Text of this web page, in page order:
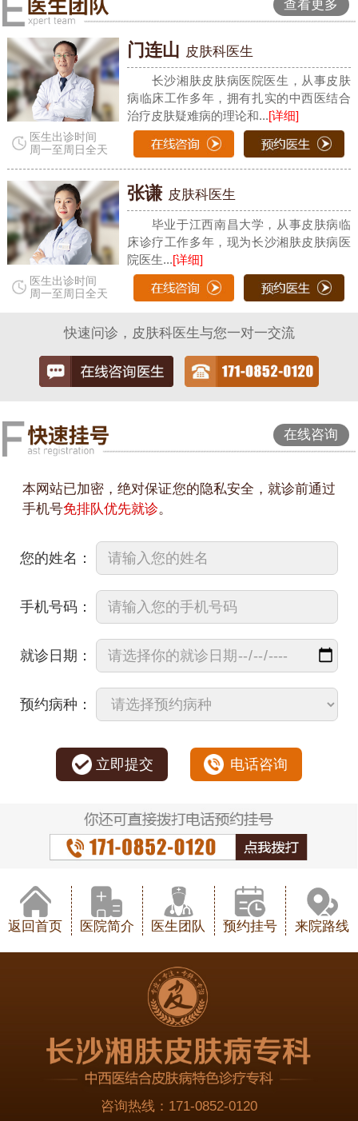
查看更多
医生出诊时间
周一至周日全天
门连山 皮肤科医生
长沙湘肤皮肤病医院医生，从事皮肤
病临床工作多年，拥有扎实的中西医结合
治疗皮肤疑难病的理论和...[详细]
医生出诊时间
周一至周日全天
张谦 皮肤科医生
毕业于江西南昌大学，从事皮肤病临
床诊疗工作多年，现为长沙湘肤皮肤病医
院医生...[详细]
快速问诊，皮肤科医生与您一对一交流
在线咨询
本网站已加密，绝对保证您的隐私安全，就诊前通过
手机号免排队优先就诊。
您的姓名：
手机号码：
就诊日期：
预约病种：
立即提交 电话咨询
返回首页 医院简介 医生团队 预约挂号 来院路线
咨询热线： 171-0852-0120